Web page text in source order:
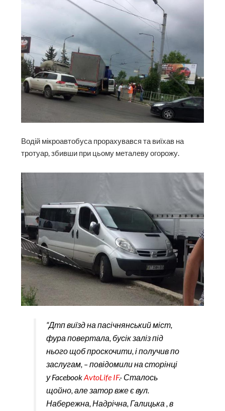
Водій мікроавтобуса прорахувався та виїхав на
тротуар, збивши при цьому металеву огорожу.
“Дтп виїзд на пасічнянський міст,
фура повертала, бусік заліз під
нього щоб проскочити, і получив по
заслугам, – повідомили на сторінці
у FacebookAvtoLife IF.- Сталось
щойно, але затор вже є вул.
Набережна, Надрічна, Галицька , в